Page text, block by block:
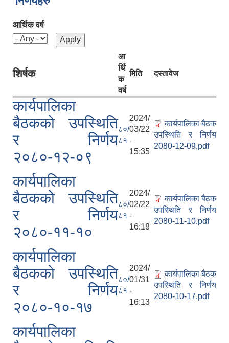
आर्थिक वर्ष
शिर्षक
आ
र्थि
क
वर्ष
मिति दस्तावेज
कार्यपालिका
बैठकको उपस्थिति
र निर्णय
२०८०-१२-०९
८०/
८१
2024/
03/22
-
15:35
कार्यपालिका बैठक
उपस्थिति र निर्णय
2080-12-09.pdf
कार्यपालिका
बैठकको उपस्थिति
र निर्णय
२०८०-११-१०
८०/
८१
2024/
02/22
-
16:18
कार्यपालिका बैठक
उपस्थिति र निर्णय
2080-11-10.pdf
कार्यपालिका
बैठकको उपस्थिति
र निर्णय
२०८०-१०-१७
८०/
८१
2024/
01/31
-
16:13
कार्यपालिका बैठक
उपस्थिति र निर्णय
2080-10-17.pdf
कार्यपालिका